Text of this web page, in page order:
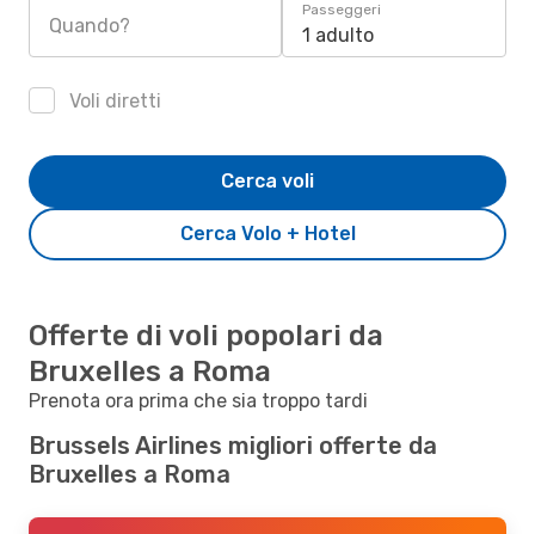
Quando?
Passeggeri
1 adulto
Voli diretti
Cerca Volo + Hotel
Cerca voli
Offerte di voli popolari da
Bruxelles a Roma
Prenota ora prima che sia troppo tardi
Brussels Airlines migliori offerte da
Bruxelles a Roma